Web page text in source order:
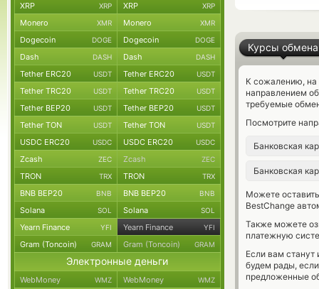
Курсы обмена
К сожалению, на
направлением
требуемые
Посмотрите
Банковская
Банковская
Можете
BestChange
Также можете
платежную
Если вам
будем рады,
предложенные
XRP XRP XRP XRP
Monero XMR Monero XMR
Dogecoin DOGE Dogecoin DOGE
Dash DASH Dash DASH
Tether ERC20 USDT Tether ERC20 USDT
Tether TRC20 USDT Tether TRC20 USDT
Tether BEP20 USDT Tether BEP20 USDT
Tether TON USDT Tether TON USDT
USDC ERC20 USDC USDC ERC20 USDC
Zcash ZEC Zcash ZEC
TRON TRX TRON TRX
BNB BEP20 BNB BNB BEP20 BNB
Solana SOL Solana SOL
Yearn Finance YFI Yearn Finance YFI
Gram (Toncoin) GRAM Gram (Toncoin) GRAM
Электронные деньги
WebMoney WMZ WebMoney WMZ